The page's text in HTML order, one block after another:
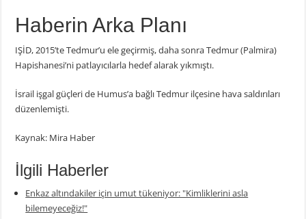
Haberin Arka Planı
IŞİD, 2015’te Tedmur’u ele geçirmiş, daha sonra Tedmur (Palmira)
Hapishanesi’ni patlayıcılarla hedef alarak yıkmıştı.
İsrail işgal güçleri de Humus’a bağlı Tedmur ilçesine hava saldırıları
düzenlemişti.
Kaynak: Mira Haber
İlgili Haberler
Enkaz altındakiler için umut tükeniyor: "Kimliklerini asla
bilemeyeceğiz!"